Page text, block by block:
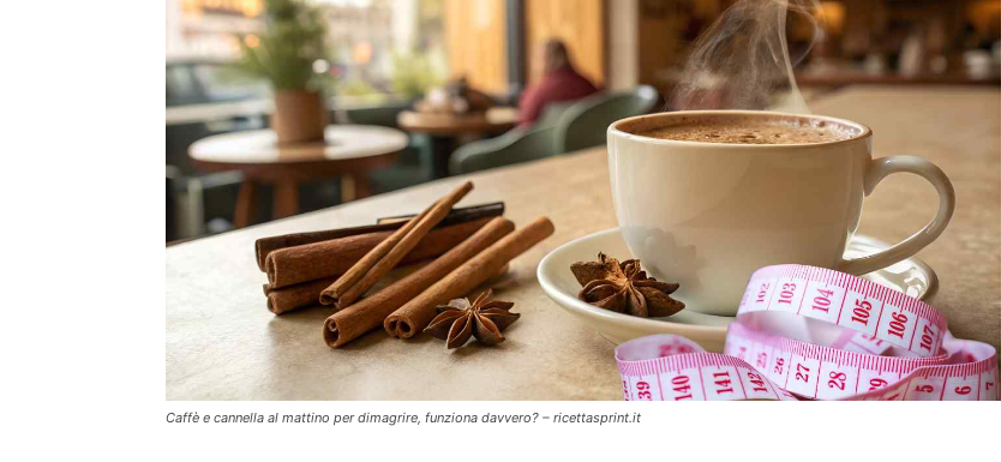
Caffè e cannella al mattino per dimagrire, funziona davvero? – ricettasprint.it